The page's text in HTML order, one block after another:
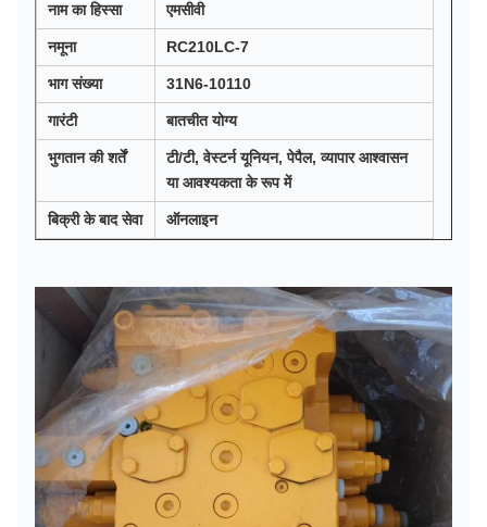
नाम का हिस्सा एमसीवी
नमूना RC210LC-7
भाग संख्या 31N6-10110
गारंटी बातचीत योग्य
भुगतान की शर्तें
टी/टी, वेस्टर्न यूनियन, पेपैल, व्यापार आश्वासन
या आवश्यकता के रूप में
बिक्री के बाद सेवा ऑनलाइन